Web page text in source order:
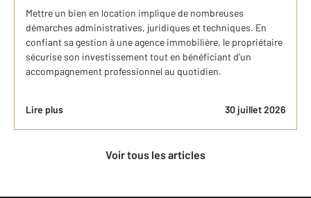
Mettre un bien en location implique de nombreuses
démarches administratives, juridiques et techniques. En
confiant sa gestion à une agence immobilière, le propriétaire
sécurise son investissement tout en bénéficiant d'un
accompagnement professionnel au quotidien.
Lire plus 30 juillet 2026
Voir tous les articles